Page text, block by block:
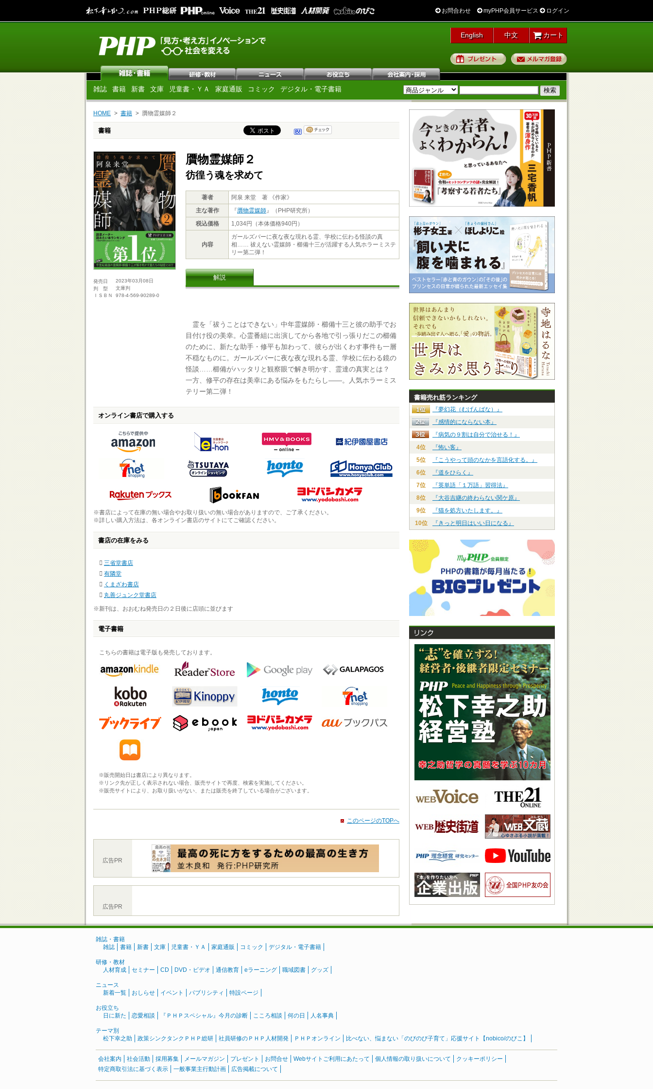
お問合わせ myPHP会員サービス ログイン
English 中文 カート
プレゼント
雑誌 書籍 新書 文庫 児童書・ＹＡ 家庭通販 コミック デジタル・電子書籍
HOME 書籍 贋物霊媒師２
書籍
発売日
2023年03月08日
判 型
文庫判
ＩＳＢＮ
978-4-569-90289-0
贋物霊媒師２
彷徨う魂を求めて
著者
阿泉 来堂 著 《作家》
主な著作
『贋物霊媒師』（PHP研究所）
税込価格
1,034円（本体価格940円）
内容
ガールズバーに夜な夜な現れる霊、学校に伝わる怪談の真
相…… 祓えない霊媒師・櫛備十三が活躍する人気ホラーミステ
リー第二弾！
解説
霊を「祓うことはできない」中年霊媒師・櫛備十三と彼の助手でお
目付け役の美幸。心霊番組に出演してから各地で引っ張りだこの櫛備
のために、新たな助手・修平も加わって、彼らが出くわす事件も一層
不穏なものに。ガールズバーに夜な夜な現れる霊、学校に伝わる鏡の
怪談……櫛備がハッタリと観察眼で解き明かす、霊達の真実とは？
一方、修平の存在は美幸にある悩みをもたらし――。人気ホラーミス
テリー第二弾！
オンライン書店で購入する
※書店によって在庫の無い場合やお取り扱いの無い場合がありますので、ご了承ください。
※詳しい購入方法は、各オンライン書店のサイトにてご確認ください。
書店の在庫をみる
三省堂書店
有隣堂
くまざわ書店
丸善ジュンク堂書店
※新刊は、おおむね発売日の２日後に店頭に並びます
電子書籍
こちらの書籍は電子版も発売しております。
※販売開始日は書店により異なります。
※リンク先が正しく表示されない場合、販売サイトで再度、検索を実施してください。
※販売サイトにより、お取り扱いがない、または販売を終了している場合がございます。
このページのTOPへ
広告PR
広告PR
書籍売れ筋ランキング
『夢幻花（むげんばな）』
『感情的にならない本』
『病気の９割は自分で治せる！』
4位
『怖い客』
5位
『こうやって頭のなかを言語化する。』
6位
『道をひらく』
7位
『英単語「１万語」習得法』
8位
『大谷吉継の終わらない関ケ原』
9位
『猫を処方いたします。』
10位
『きっと明日はいい日になる』
雑誌・書籍
雑誌
書籍 新書 文庫 児童書・ＹＡ 家庭通販 コミック デジタル・電子書籍
研修・教材
人材育成
セミナー CD DVD・ビデオ 通信教育 eラーニング 職域図書 グッズ
ニュース
新着一覧
おしらせ イベント パブリシティ 特設ページ
お役立ち
日に新た
恋愛相談 『ＰＨＰスペシャル』今月の診断 こころ相談 何の日 人名事典
テーマ別
松下幸之助
政策シンクタンクＰＨＰ総研 社員研修のＰＨＰ人材開発 ＰＨＰオンライン 比べない、悩まない「のびのび子育て」応援サイト【nobico/のびこ】
会社案内 社会活動 採用募集 メールマガジン プレゼント お問合せ Webサイトご利用にあたって 個人情報の取り扱いについて
クッキーポリシー
特定商取引法に基づく表示
一般事業主行動計画 広告掲載について